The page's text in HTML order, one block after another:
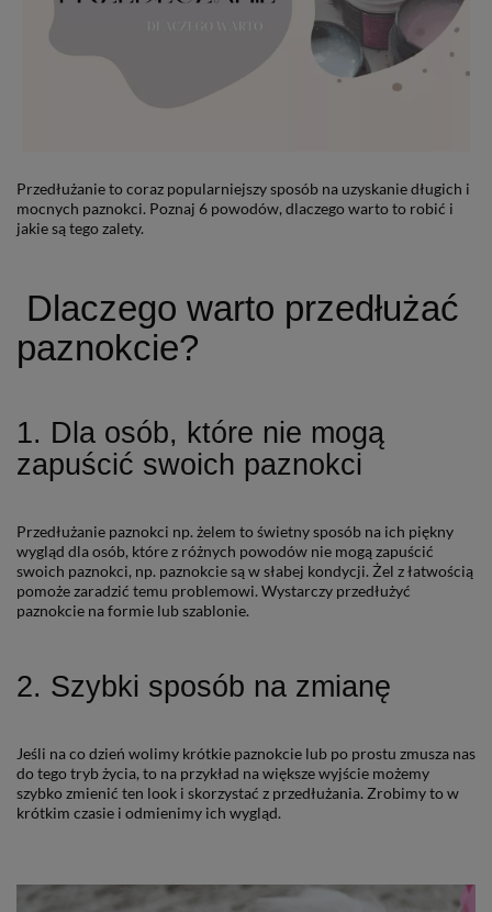
Przedłużanie to coraz popularniejszy sposób na uzyskanie długich i
mocnych paznokci. Poznaj 6 powodów, dlaczego warto to robić i
jakie są tego zalety.
Dlaczego warto przedłużać
paznokcie?
1. Dla osób, które nie mogą
zapuścić swoich paznokci
Przedłużanie paznokci np. żelem to świetny sposób na ich piękny
wygląd dla osób, które z różnych powodów nie mogą zapuścić
swoich paznokci, np. paznokcie są w słabej kondycji. Żel z łatwością
pomoże zaradzić temu problemowi. Wystarczy przedłużyć
paznokcie na formie lub szablonie.
2. Szybki sposób na zmianę
Jeśli na co dzień wolimy krótkie paznokcie lub po prostu zmusza nas
do tego tryb życia, to na przykład na większe wyjście możemy
szybko zmienić ten look i skorzystać z przedłużania. Zrobimy to w
krótkim czasie i odmienimy ich wygląd.